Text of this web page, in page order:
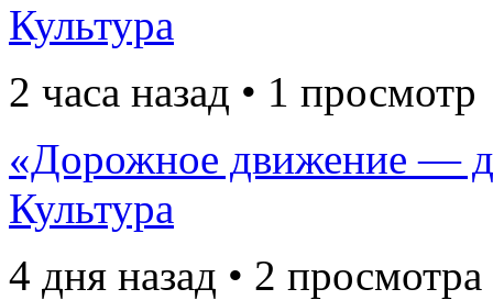
Культура
2 часа назад • 1 просмотр
«Дорожное движение —
Культура
4 дня назад • 2 просмотра